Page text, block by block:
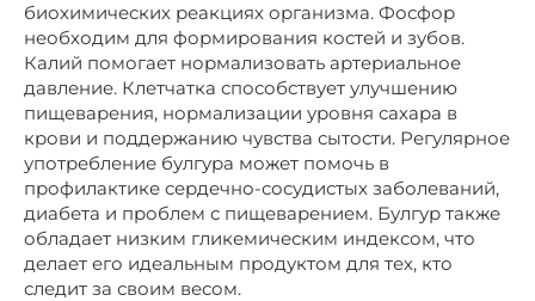
биохимических реакциях организма. Фосфор
необходим для формирования костей и зубов.
Калий помогает нормализовать артериальное
давление. Клетчатка способствует улучшению
пищеварения, нормализации уровня сахара в
крови и поддержанию чувства сытости. Регулярное
употребление булгура может помочь в
профилактике сердечно-сосудистых заболеваний,
диабета и проблем с пищеварением. Булгур также
обладает низким гликемическим индексом, что
делает его идеальным продуктом для тех, кто
следит за своим весом.